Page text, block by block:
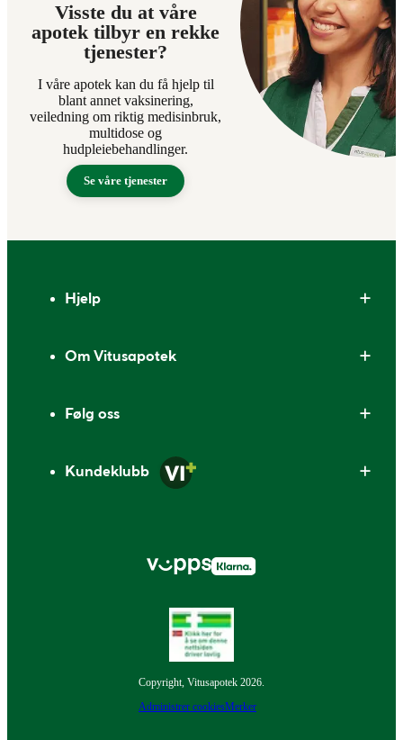
Visste du at våre
apotek tilbyr en rekke
tjenester?
I våre apotek kan du få hjelp til
blant annet vaksinering,
veiledning om riktig medisinbruk,
multidose og
hudpleiebehandlinger.
Se våre tjenester
Hjelp
Om Vitusapotek
Følg oss
Kundeklubb
Copyright, Vitusapotek 2026.
Administrer cookiesMerker